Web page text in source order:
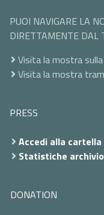
PUOI NAVIGARE LA
DIRETTAMENTE DAL
Visita la mostra sulla
Visita la mostra
PRESS
Accedi alla
Statistiche archivio
DONATION